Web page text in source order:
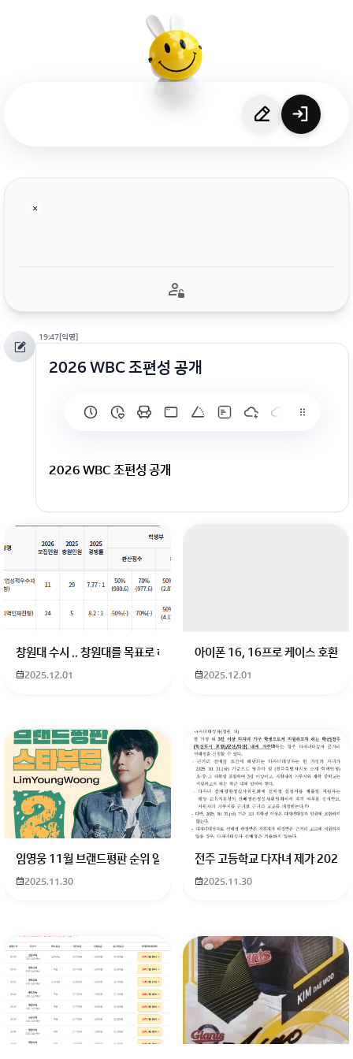
19:47[익명]
2026 WBC 조편성 공개
2026 WBC 조편성 공개
회원가입 혹은 광고 [X]를 누르면 내용이 보입니다
창원대 수시 .. 창원대를 목표로 하고 있는 09년생입니다 지금 제 내신이 5
2025.12.01
아이폰 16, 16프로 케이스 호환
2025.12.01
임영웅 11월 브랜드평판 순위 알고싶어요 임영웅 11월 브랜드평판에서
2025.11.30
전주 고등학교 다자녀 제가 2027
2025.11.30